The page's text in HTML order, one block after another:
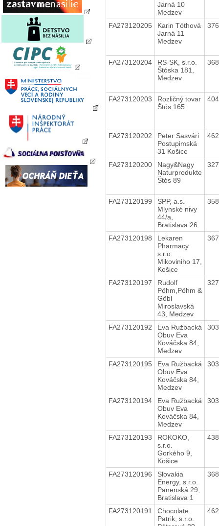
Jarná 10
Medzev
FA273120205
Karin Tóthová
Jarná 11
Medzev
FA273120204
RS-SK, s.r.o.
Štóska 181,
Medzev
FA273120203
Rozličný tovar
Štós 165
FA273120202
Peter Sasvári
Postupimská
31 Košice
FA273120200
Nagy&Nagy
Naturprodukte
Štós 89
FA273120199
SPP, a.s.
Mlynské nivy
44/a,
Bratislava 26
FA273120198
Lekaren
Pharmacy
s.r.o.
Mikoviniho 17,
Košice
FA273120197
Rudolf
Pöhm,Pöhm &
Göbl
Miroslavská
43, Medzev
FA273120192
Eva Ružbacká
Obuv Eva
Kováčska 84,
Medzev
FA273120195
Eva Ružbacká
Obuv Eva
Kováčska 84,
Medzev
FA273120194
Eva Ružbacká
Obuv Eva
Kováčska 84,
Medzev
FA273120193
ROKOKO,
s.r.o.
Gorkého 9,
Košice
FA273120196
Slovakia
Energy, s.r.o.
Panenská 29,
Bratislava 1
FA273120191
Chocolate
Patrik, s.r.o.